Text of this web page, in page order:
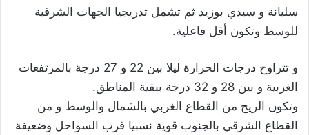
سليانة و سيدي بوزيد ثم تشمل تدريجيا الجهات الشرقية
للوسط وتكون أقل فاعلية.
و تتراوح درجات الحرارة ليلا بين 22 و 27 درجة بالمرتفعات
الغربية و بين 28 و 32 درجة ببقية المناطق.
وتكون الريح من القطاع الغربي بالشمال والوسط و من
القطاع الشرقي بالجنوب قوية نسبيا قرب السواحل وضعيفة